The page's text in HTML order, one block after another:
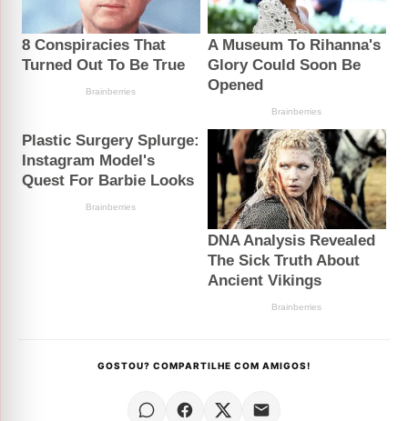
GOSTOU? COMPARTILHE COM AMIGOS!